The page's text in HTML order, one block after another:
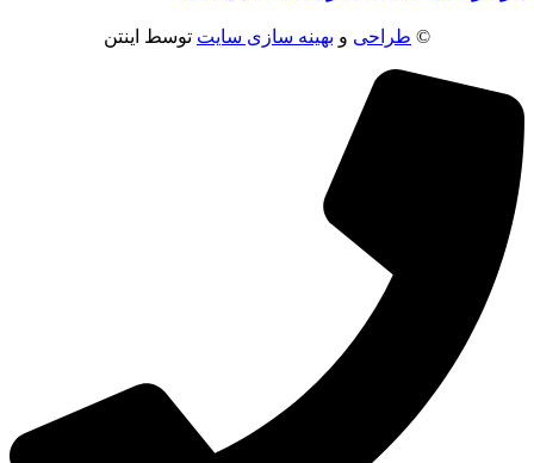
© طراحی و بهینه سازی سایت توسط اینتن